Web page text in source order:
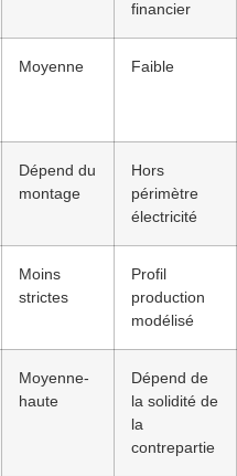
financier
Moyenne Faible
Dépend du
montage
Hors
périmètre
électricité
Moins
strictes
Profil
production
modélisé
Moyenne-
haute
Dépend de
la solidité de
la
contrepartie